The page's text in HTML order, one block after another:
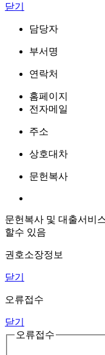
닫기
담당자
부서명
연락처
홈페이지
전자메일
주소
상호대차
문헌복사
문헌복사 및 대출서비
할수 있음
권호소장정보
닫기
오류접수
닫기
오류접수